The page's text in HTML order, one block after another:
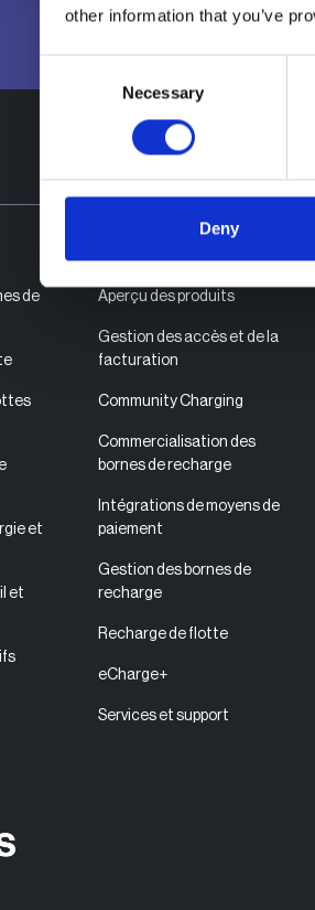
other information that you’ve
Selection
Necessary
Deny
de
et
et
Aperçu des produits
Gestion des accès et de la
facturation
Community Charging
Commercialisation des
bornes de recharge
Intégrations de moyens de
paiement
Gestion des bornes de
recharge
Recharge de flotte
eCharge+
Services et support